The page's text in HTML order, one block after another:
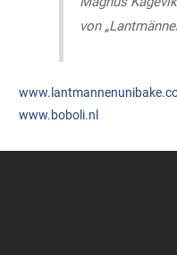
von
www.boboli.nl